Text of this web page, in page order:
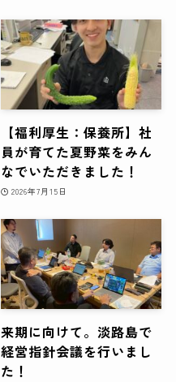
【福利厚生：保養所】社
員が育てた夏野菜をみん
なでいただきました！
2026年7月15日
来期に向けて。淡路島で
経営指針会議を行いまし
た！